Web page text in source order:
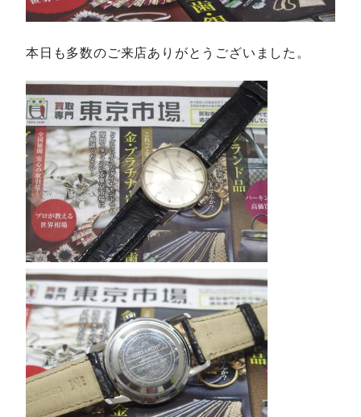
本日も多数のご来店ありがとうございました。